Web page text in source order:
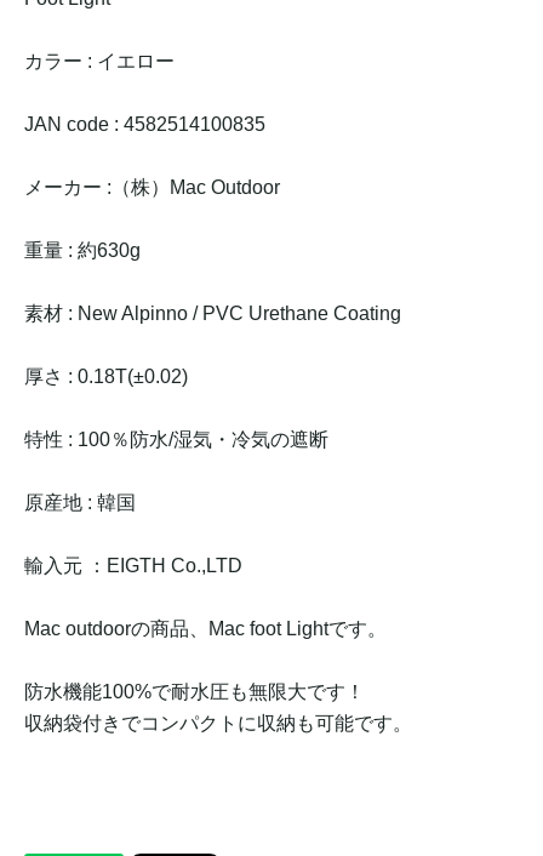
カラー : イエロー
JAN code : 4582514100835
メーカー :（株）Mac Outdoor
重量 : 約630g
素材 : New Alpinno / PVC Urethane Coating
厚さ : 0.18T(±0.02)
特性 : 100％防水/湿気・冷気の遮断
原産地 : 韓国
輸入元 ：EIGTH Co.,LTD
Mac outdoorの商品、Mac foot Lightです。
防水機能100%で耐水圧も無限大です！
収納袋付きでコンパクトに収納も可能です。